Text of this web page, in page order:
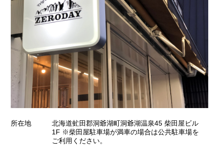
所在地
北海道虻田郡洞爺湖町洞爺湖温泉45 柴田屋ビル
1F ※柴田屋駐車場が満車の場合は公共駐車場を
ご利用ください。